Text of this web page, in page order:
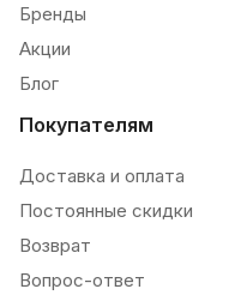
Бренды
Акции
Блог
Покупателям
Доставка и оплата
Постоянные скидки
Возврат
Вопрос-ответ